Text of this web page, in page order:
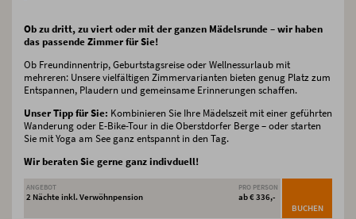
Ob zu dritt, zu viert oder mit der ganzen Mädelsrunde – wir haben
das passende Zimmer für Sie!
Ob Freundinnentrip, Geburtstagsreise oder Wellnessurlaub mit
mehreren: Unsere vielfältigen Zimmervarianten bieten genug Platz zum
Entspannen, Plaudern und gemeinsame Erinnerungen schaffen.
Unser Tipp für Sie: Kombinieren Sie Ihre Mädelszeit mit einer geführten
Wanderung oder E-Bike-Tour in die Oberstdorfer Berge – oder starten
Sie mit Yoga am See ganz entspannt in den Tag.
Wir beraten Sie gerne ganz indivduell!
ANGEBOT
2 Nächte inkl. Verwöhnpension
PRO PERSON
ab € 336,-
BUCHEN